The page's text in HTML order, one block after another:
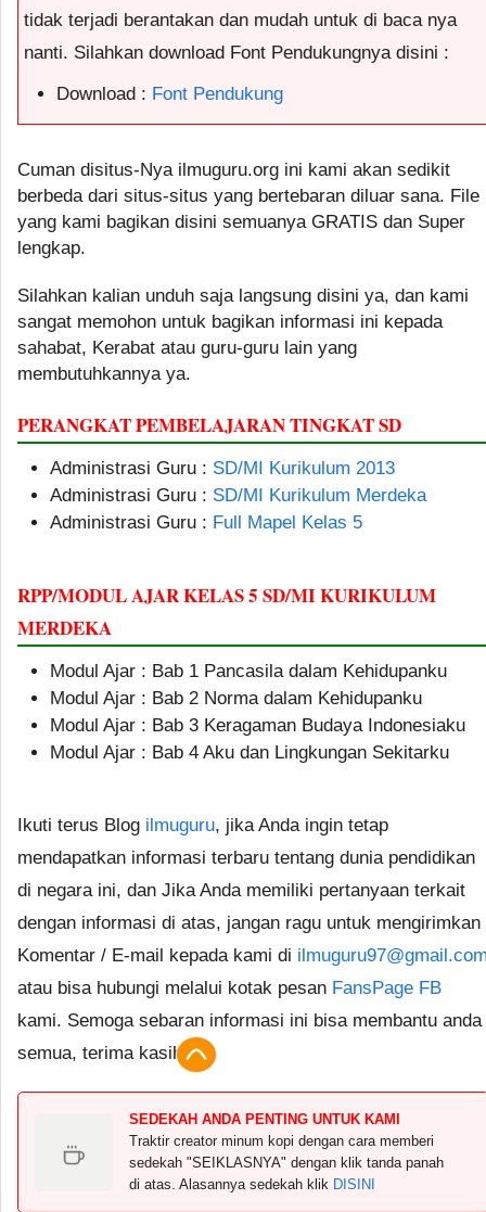
tidak terjadi berantakan dan mudah untuk di baca nya
nanti. Silahkan download Font Pendukungnya disini :
Download : Font Pendukung
Cuman disitus-Nya ilmuguru.org ini kami akan sedikit
berbeda dari situs-situs yang bertebaran diluar sana. File
yang kami bagikan disini semuanya GRATIS dan Super
lengkap.
Silahkan kalian unduh saja langsung disini ya, dan kami
sangat memohon untuk bagikan informasi ini kepada
sahabat, Kerabat atau guru-guru lain yang
membutuhkannya ya.
PERANGKAT PEMBELAJARAN TINGKAT SD
Administrasi Guru : SD/MI Kurikulum 2013
Administrasi Guru : SD/MI Kurikulum Merdeka
Administrasi Guru : Full Mapel Kelas 5
RPP/MODUL AJAR KELAS 5 SD/MI KURIKULUM
MERDEKA
Modul Ajar : Bab 1 Pancasila dalam Kehidupanku
Modul Ajar : Bab 2 Norma dalam Kehidupanku
Modul Ajar : Bab 3 Keragaman Budaya Indonesiaku
Modul Ajar : Bab 4 Aku dan Lingkungan Sekitarku
Ikuti terus Blog ilmuguru, jika Anda ingin tetap
mendapatkan informasi terbaru tentang dunia pendidikan
di negara ini, dan Jika Anda memiliki pertanyaan terkait
dengan informasi di atas, jangan ragu untuk mengirimkan
Komentar / E-mail kepada kami di
atau bisa hubungi melalui kotak pesan FansPage FB
kami. Semoga sebaran informasi ini bisa membantu anda
semua, terima kasih.
SEDEKAH ANDA PENTING UNTUK KAMI
Traktir creator minum kopi dengan cara memberi
sedekah "SEIKLASNYA" dengan klik tanda panah
di atas. Alasannya sedekah klik DISINI